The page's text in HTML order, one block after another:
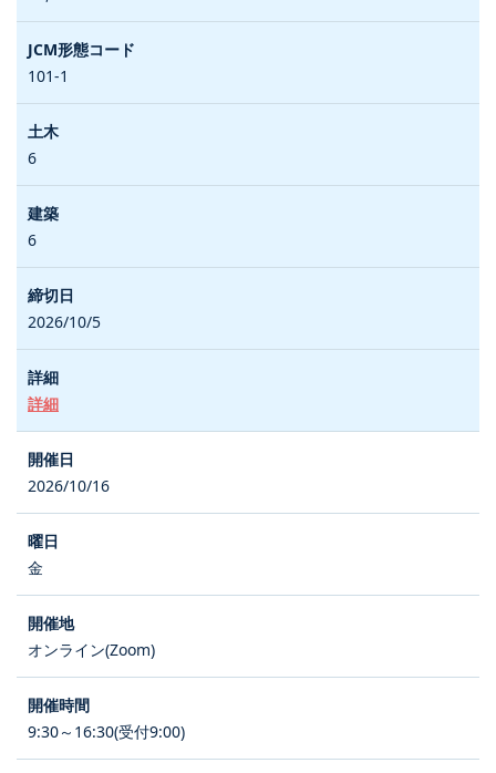
101-1
6
6
2026/10/5
詳細
2026/10/16
金
オンライン(Zoom)
9:30～16:30(受付9:00)